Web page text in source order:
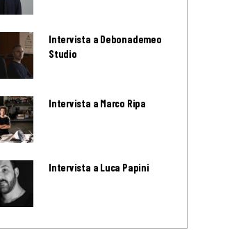
Intervista a Debonademeo
Studio
Intervista a Marco Ripa
Intervista a Luca Papini